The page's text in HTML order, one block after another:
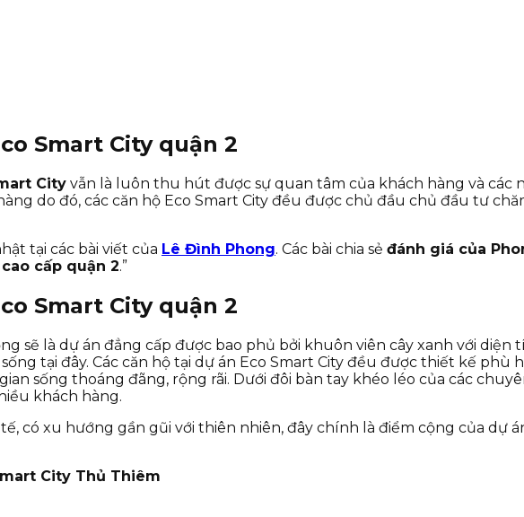
Smart City quận 2
City vẫn là luôn thu hút được sự quan tâm của khách hàng và các
do đó, các căn hộ Eco Smart City đều được chủ đầu chủ đầu tư
tại các bài viết của Lê Đình Phong. Các bài chia sẻ đánh giá của
cấp quận 2.”
Smart City quận 2
sẽ là dự án đẳng cấp được bao phủ bởi khuôn viên cây xanh với diện
tại đây. Các căn hộ tại dự án Eco Smart City đều được thiết kế phù
sống thoáng đãng, rộng rãi. Dưới đôi bàn tay khéo léo của các
khách hàng.
có xu hướng gần gũi với thiên nhiên, đây chính là điểm cộng của dự
City Thủ Thiêm